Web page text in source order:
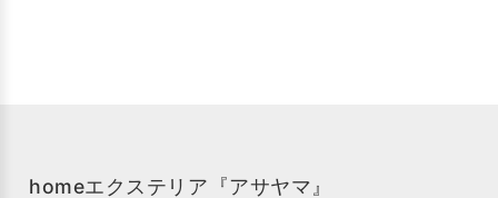
homeエクステリア『アサヤマ』